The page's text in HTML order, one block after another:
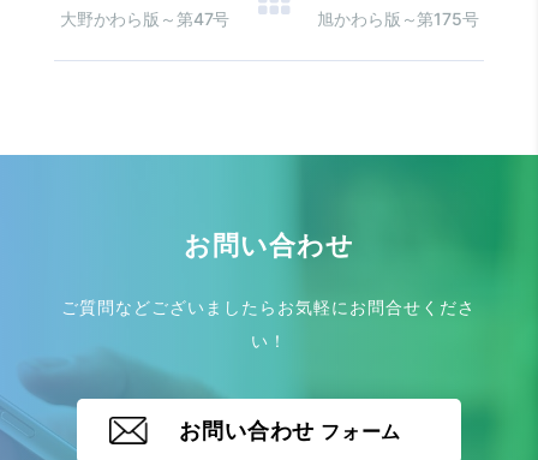
大野かわら版～第47号 旭かわら版～第175号
お問い合わせ
ご質問などございましたらお気軽にお問合せくださ
い！
お問い合わせ フォーム